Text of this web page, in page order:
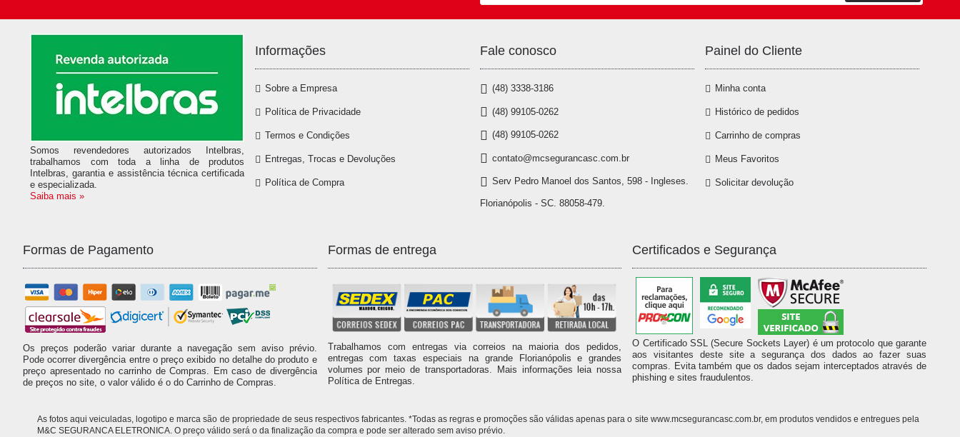
Somos revendedores autorizados Intelbras,
trabalhamos com toda a linha de produtos
Intelbras, garantia e assistência técnica certificada
e especializada.
Saiba mais »
Informações
Sobre a Empresa
Política de Privacidade
Termos e Condições
Entregas, Trocas e Devoluções
Política de Compra
Fale conosco
(48) 3338-3186
(48) 99105-0262
(48) 99105-0262
contato@mcsegurancasc.com.br
Serv Pedro Manoel dos Santos, 598 - Ingleses.
Florianópolis - SC. 88058-479.
Painel do Cliente
Minha conta
Histórico de pedidos
Carrinho de compras
Meus Favoritos
Solicitar devolução
Formas de Pagamento
Os preços poderão variar durante a navegação sem aviso prévio.
Pode ocorrer divergência entre o preço exibido no detalhe do produto e
preço apresentado no carrinho de Compras. Em caso de divergência
de preços no site, o valor válido é o do Carrinho de Compras.
Formas de entrega
Trabalhamos com entregas via correios na maioria dos pedidos,
entregas com taxas especiais na grande Florianópolis e grandes
volumes por meio de transportadoras. Mais informações leia nossa
Política de Entregas.
Certificados e Segurança
O Certificado SSL (Secure Sockets Layer) é um protocolo que garante
aos visitantes deste site a segurança dos dados ao fazer suas
compras. Evita também que os dados sejam interceptados através de
phishing e sites fraudulentos.
As fotos aqui veiculadas, logotipo e marca são de propriedade de seus respectivos fabricantes. *Todas as regras e promoções são válidas apenas para o site www.mcsegurancasc.com.br, em produtos vendidos e entregues pela
M&C SEGURANCA ELETRONICA. O preço válido será o da finalização da compra e pode ser alterado sem aviso prévio.